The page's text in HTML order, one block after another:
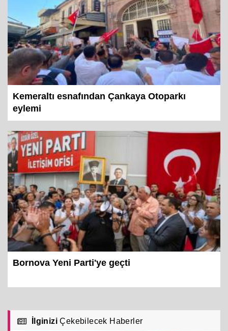
Kemeraltı esnafından Çankaya Otoparkı
eylemi
Bornova Yeni Parti'ye geçti
İlginizi Çekebilecek Haberler